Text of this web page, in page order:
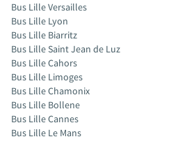
Bus Lille Versailles
Bus Lille Lyon
Bus Lille Biarritz
Bus Lille Saint Jean de Luz
Bus Lille Cahors
Bus Lille Limoges
Bus Lille Chamonix
Bus Lille Bollene
Bus Lille Cannes
Bus Lille Le Mans